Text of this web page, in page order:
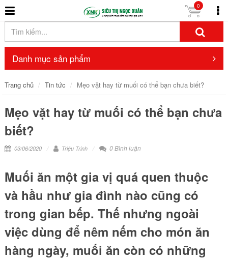
0
Danh mục sản phẩm
Trang chủ Tin tức Mẹo vặt hay từ muối có thể bạn chưa biết?
Mẹo vặt hay từ muối có thể bạn chưa
biết?
03/06/2020 Triệu Trinh 0 Bình luận
Muối ăn một gia vị quá quen thuộc
và hầu như gia đình nào cũng có
trong gian bếp. Thế nhưng ngoài
việc dùng để nêm nếm cho món ăn
hàng ngày, muối ăn còn có những